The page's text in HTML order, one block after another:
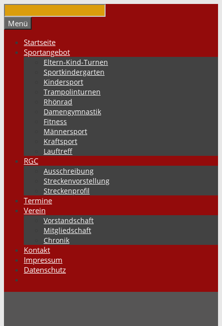
zum
Inhalt
Suchen
Menü
Startseite
Sportangebot
Eltern-Kind-Turnen
Sportkindergarten
Kindersport
Trampolinturnen
Rhönrad
Damengymnastik
Fitness
Männersport
Kraftsport
Lauftreff
RGC
Ausschreibung
Streckenvorstellung
Streckenprofil
Termine
Verein
Vorstandschaft
Mitgliedschaft
Chronik
Kontakt
Impressum
Datenschutz